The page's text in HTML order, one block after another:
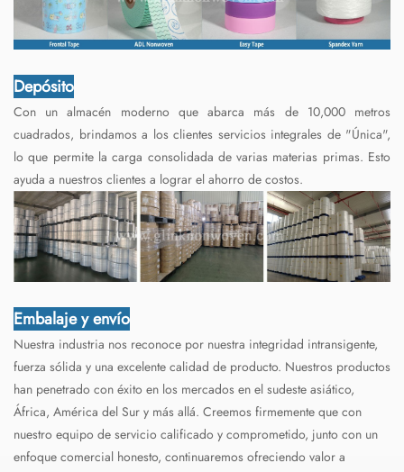
Depósito
Con un almacén moderno que abarca más de 10,000 metros
cuadrados, brindamos a los clientes servicios integrales de "Única",
lo que permite la carga consolidada de varias materias primas. Esto
ayuda a nuestros clientes a lograr el ahorro de costos.
Embalaje y envío
Nuestra industria nos reconoce por nuestra integridad intransigente,
fuerza sólida y una excelente calidad de producto. Nuestros productos
han penetrado con éxito en los mercados en el sudeste asiático,
África, América del Sur y más allá. Creemos firmemente que con
nuestro equipo de servicio calificado y comprometido, junto con un
enfoque comercial honesto, continuaremos ofreciendo valor a